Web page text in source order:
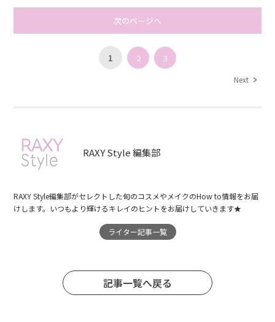
次のページへ
1 2 3
Next
RAXY Style 編集部
RAXY Style編集部がセレクトした旬のコスメやメイクのHow to情報をお届
けします。いつもより輝けるキレイのヒントをお届けしていきます★
ライター記事一覧
記事一覧へ戻る